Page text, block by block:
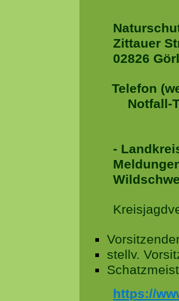
Zittauer
02826
Telefon
Notfall-
-
stellv.
https://